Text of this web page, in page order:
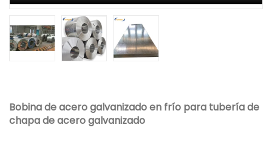
Bobina de acero galvanizado en frío para tubería de
chapa de acero galvanizado